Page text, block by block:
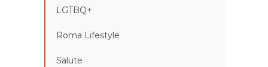
LGTBQ+
Roma Lifestyle
Salute